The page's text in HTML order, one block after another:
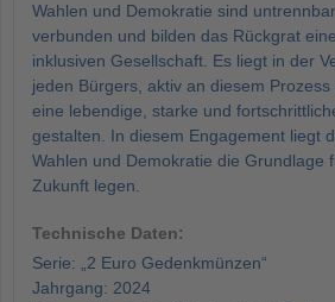
Wahlen und Demokratie sind
verbunden und bilden das Rückgrat
inklusiven Gesellschaft. Es liegt in der
jeden Bürgers, aktiv an diesem
eine lebendige, starke und
gestalten. In diesem Engagement liegt
Wahlen und Demokratie die Grundlage
Zukunft legen.
Technische Daten:
Serie: „2 Euro Gedenkmünzen“
Jahrgang: 2024